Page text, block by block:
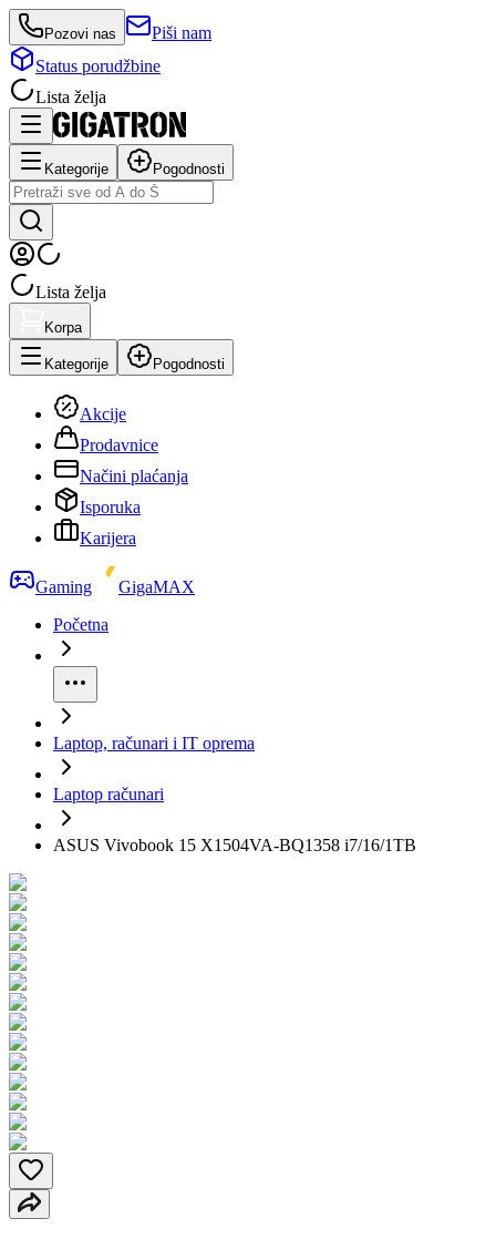
Pozovi nas
Piši nam
Status porudžbine
Lista želja
Kategorije Pogodnosti
Lista želja
Korpa
Kategorije Pogodnosti
Akcije
Prodavnice
Načini plaćanja
Isporuka
Karijera
Gaming
GigaMAX
Početna
Laptop, računari i IT oprema
Laptop računari
ASUS Vivobook 15 X1504VA-BQ1358 i7/16/1TB